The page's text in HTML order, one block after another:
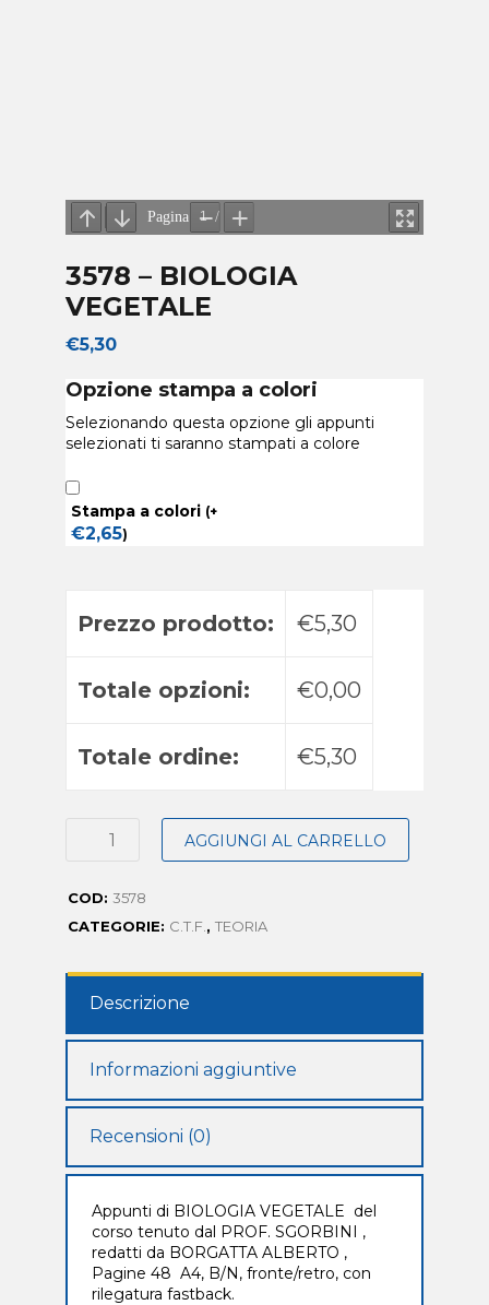
3578 – BIOLOGIA
VEGETALE
€5,30
Opzione stampa a colori
Selezionando questa opzione gli appunti
selezionati ti saranno stampati a colore
Stampa a colori (+
€2,65)
Prezzo prodotto: €5,30
Totale opzioni: €0,00
Totale ordine: €5,30
AGGIUNGI AL CARRELLO
COD: 3578
CATEGORIE: C.T.F. , TEORIA
Descrizione
Informazioni aggiuntive
Recensioni (0)
Appunti di BIOLOGIA VEGETALE del
corso tenuto dal PROF. SGORBINI ,
redatti da BORGATTA ALBERTO ,
Pagine 48 A4, B/N, fronte/retro, con
rilegatura fastback.